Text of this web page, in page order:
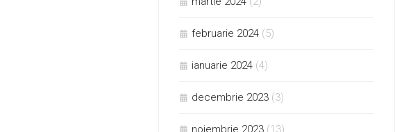
februarie 2024 (5)
ianuarie 2024 (4)
decembrie 2023 (3)
noiembrie 2023 (13)